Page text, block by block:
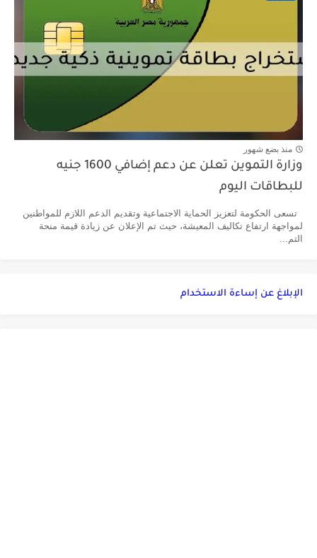
منذ بضع شهور
وزارة التموين تعلن عن دعم إضافي 1600 جنيه
للبطاقات اليوم
تسعى الحكومة لتعزيز الحماية الاجتماعية وتقديم الدعم اللازم للمواطنين
لمواجهة ارتفاع تكاليف المعيشة، حيث تم الإعلان عن زيادة قيمة منحة
التم...
الإبلاغ عن إساءة الاستخدام